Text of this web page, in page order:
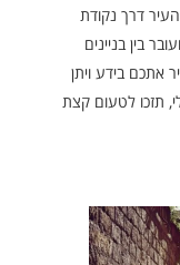
דרך נקודת
בין בניינים
אתכם בידע ויתן
תזכו לטעום קצת